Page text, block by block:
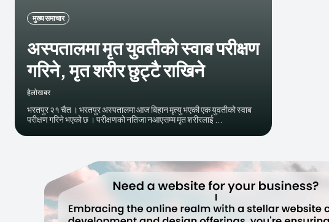
मुख्य समाचार
अस्पतालमा मृत युवतीको स्वाब परीक्षण
गरिने, मृत शरीर छुट्टै राखिने
हेलाेखबर
भरतपुर २१ चैत । भरतपुर अस्पतालमा आज बिहान मृत्यु भएकी एक युवतीको स्वाब
परीक्षण गरिने भएको छ । परीक्षणको नतिजा नआएसम्म मृत शरीरलाई ...